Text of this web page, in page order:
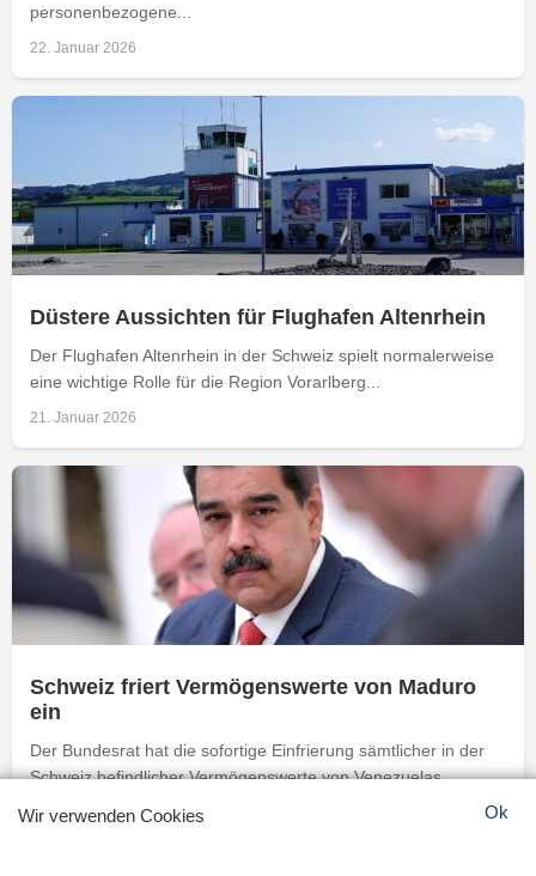
personenbezogene...
22. Januar 2026
Düstere Aussichten für Flughafen Altenrhein
Der Flughafen Altenrhein in der Schweiz spielt normalerweise
eine wichtige Rolle für die Region Vorarlberg...
21. Januar 2026
Schweiz friert Vermögenswerte von Maduro
ein
Der Bundesrat hat die sofortige Einfrierung sämtlicher in der
Schweiz befindlicher Vermögenswerte von Venezuelas
Wir verwenden Cookies Ok